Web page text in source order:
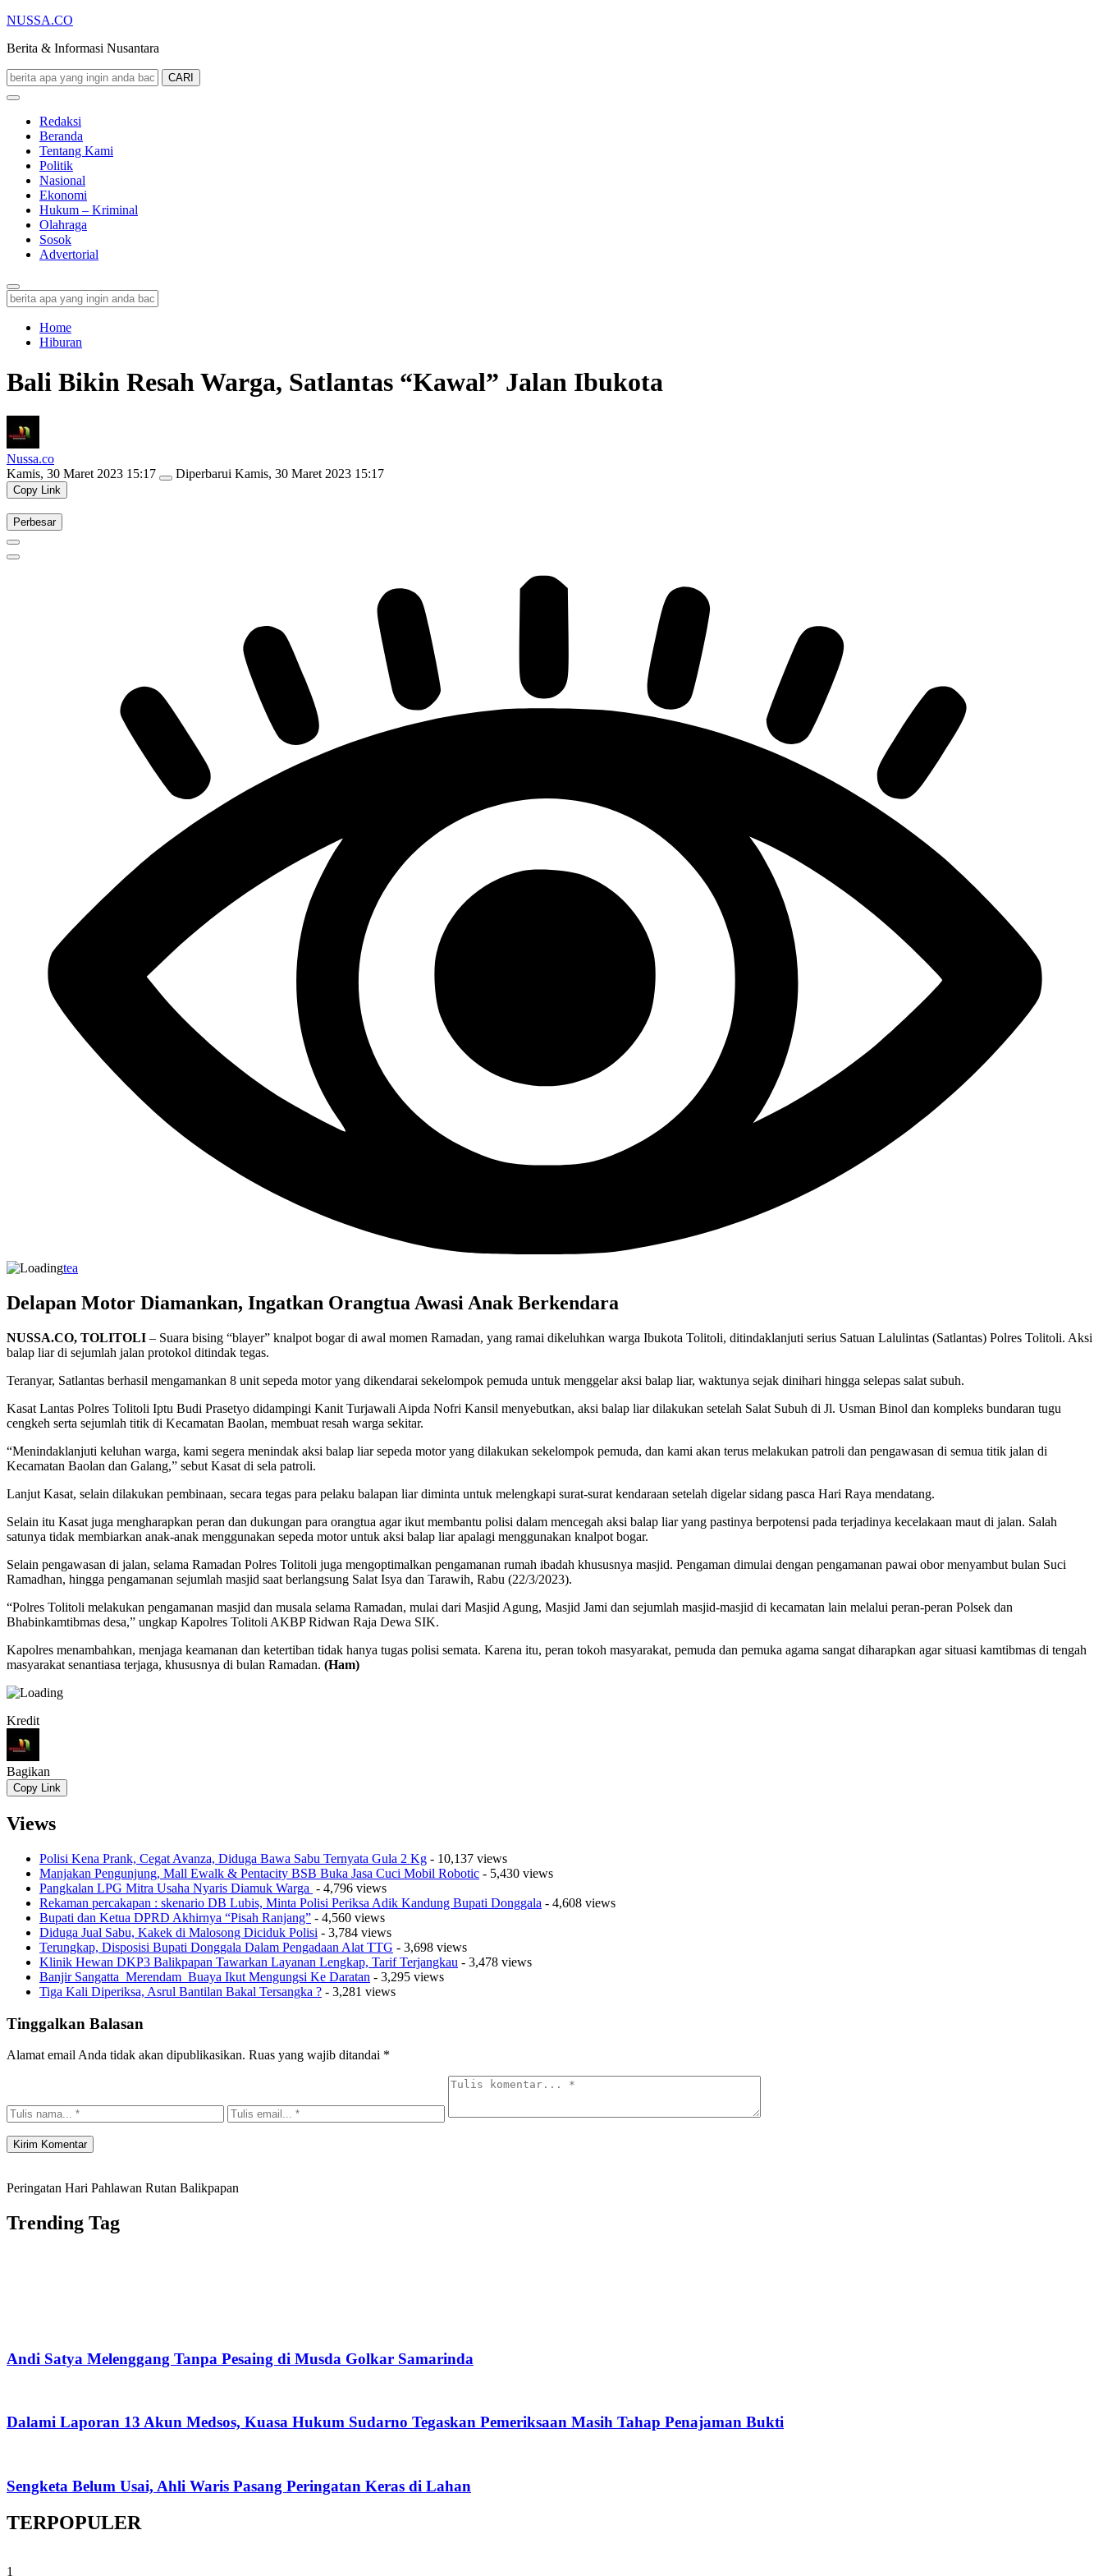
NUSSA.CO
Berita & Informasi Nusantara
CARI
Redaksi
Beranda
Tentang Kami
Politik
Nasional
Ekonomi
Hukum – Kriminal
Olahraga
Sosok
Advertorial
Home
Hiburan
Bali Bikin Resah Warga, Satlantas “Kawal” Jalan Ibukota
Nussa.co
Kamis, 30 Maret 2023 15:17
Diperbarui Kamis, 30 Maret 2023 15:17
Copy Link
Perbesar
tea
Delapan Motor Diamankan, Ingatkan Orangtua Awasi Anak Berkendara
NUSSA.CO, TOLITOLI – Suara bising “blayer” knalpot bogar di awal momen Ramadan, yang ramai dikeluhkan warga Ibukota Tolitoli, ditindaklanjuti serius Satuan Lalulintas (Satlantas) Polres Tolitoli. Aksi
balap liar di sejumlah jalan protokol ditindak tegas.
Teranyar, Satlantas berhasil mengamankan 8 unit sepeda motor yang dikendarai sekelompok pemuda untuk menggelar aksi balap liar, waktunya sejak dinihari hingga selepas salat subuh.
Kasat Lantas Polres Tolitoli Iptu Budi Prasetyo didampingi Kanit Turjawali Aipda Nofri Kansil menyebutkan, aksi balap liar dilakukan setelah Salat Subuh di Jl. Usman Binol dan kompleks bundaran tugu
cengkeh serta sejumlah titik di Kecamatan Baolan, membuat resah warga sekitar.
“Menindaklanjuti keluhan warga, kami segera menindak aksi balap liar sepeda motor yang dilakukan sekelompok pemuda, dan kami akan terus melakukan patroli dan pengawasan di semua titik jalan di
Kecamatan Baolan dan Galang,” sebut Kasat di sela patroli.
Lanjut Kasat, selain dilakukan pembinaan, secara tegas para pelaku balapan liar diminta untuk melengkapi surat-surat kendaraan setelah digelar sidang pasca Hari Raya mendatang.
Selain itu Kasat juga mengharapkan peran dan dukungan para orangtua agar ikut membantu polisi dalam mencegah aksi balap liar yang pastinya berpotensi pada terjadinya kecelakaan maut di jalan. Salah
satunya tidak membiarkan anak-anak menggunakan sepeda motor untuk aksi balap liar apalagi menggunakan knalpot bogar.
Selain pengawasan di jalan, selama Ramadan Polres Tolitoli juga mengoptimalkan pengamanan rumah ibadah khususnya masjid. Pengaman dimulai dengan pengamanan pawai obor menyambut bulan Suci
Ramadhan, hingga pengamanan sejumlah masjid saat berlangsung Salat Isya dan Tarawih, Rabu (22/3/2023).
“Polres Tolitoli melakukan pengamanan masjid dan musala selama Ramadan, mulai dari Masjid Agung, Masjid Jami dan sejumlah masjid-masjid di kecamatan lain melalui peran-peran Polsek dan
Bhabinkamtibmas desa,” ungkap Kapolres Tolitoli AKBP Ridwan Raja Dewa SIK.
Kapolres menambahkan, menjaga keamanan dan ketertiban tidak hanya tugas polisi semata. Karena itu, peran tokoh masyarakat, pemuda dan pemuka agama sangat diharapkan agar situasi kamtibmas di tengah
masyarakat senantiasa terjaga, khususnya di bulan Ramadan. (Ham)
Kredit
Bagikan
Copy Link
Views
Polisi Kena Prank, Cegat Avanza, Diduga Bawa Sabu Ternyata Gula 2 Kg - 10,137 views
Manjakan Pengunjung, Mall Ewalk & Pentacity BSB Buka Jasa Cuci Mobil Robotic - 5,430 views
Pangkalan LPG Mitra Usaha Nyaris Diamuk Warga - 4,796 views
Rekaman percakapan : skenario DB Lubis, Minta Polisi Periksa Adik Kandung Bupati Donggala - 4,608 views
Bupati dan Ketua DPRD Akhirnya “Pisah Ranjang” - 4,560 views
Diduga Jual Sabu, Kakek di Malosong Diciduk Polisi - 3,784 views
Terungkap, Disposisi Bupati Donggala Dalam Pengadaan Alat TTG - 3,698 views
Klinik Hewan DKP3 Balikpapan Tawarkan Layanan Lengkap, Tarif Terjangkau - 3,478 views
Banjir Sangatta Merendam Buaya Ikut Mengungsi Ke Daratan - 3,295 views
Tiga Kali Diperiksa, Asrul Bantilan Bakal Tersangka ? - 3,281 views
Tinggalkan Balasan
Alamat email Anda tidak akan dipublikasikan. Ruas yang wajib ditandai *
Peringatan Hari Pahlawan Rutan Balikpapan
Trending Tag
Andi Satya Melenggang Tanpa Pesaing di Musda Golkar Samarinda
Dalami Laporan 13 Akun Medsos, Kuasa Hukum Sudarno Tegaskan Pemeriksaan Masih Tahap Penajaman Bukti
Sengketa Belum Usai, Ahli Waris Pasang Peringatan Keras di Lahan
TERPOPULER
1